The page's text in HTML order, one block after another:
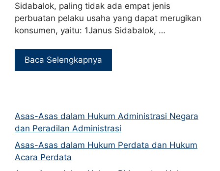
Sidabalok, paling tidak ada empat jenis
perbuatan pelaku usaha yang dapat merugikan
konsumen, yaitu: 1Janus Sidabalok, …
Baca Selengkapnya
Asas-Asas dalam Hukum Administrasi Negara
dan Peradilan Administrasi
Asas-Asas dalam Hukum Perdata dan Hukum
Acara Perdata